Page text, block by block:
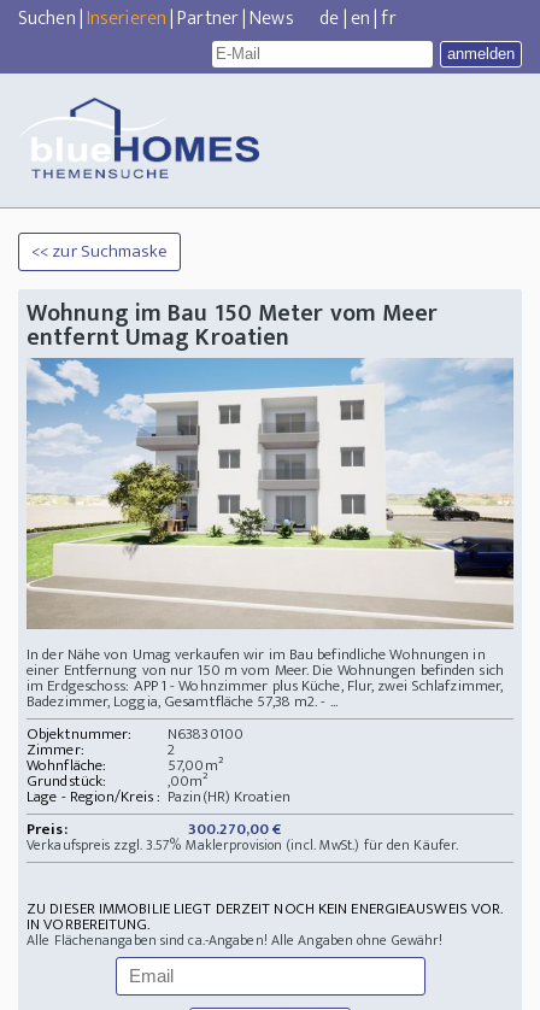
Suchen|Inserieren|Partner|News de|en|fr
<< zur Suchmaske
Wohnung im Bau 150 Meter vom Meer
entfernt Umag Kroatien
In der Nähe von Umag verkaufen wir im Bau befindliche Wohnungen in
einer Entfernung von nur 150 m vom Meer. Die Wohnungen befinden sich
im Erdgeschoss: APP 1 - Wohnzimmer plus Küche, Flur, zwei Schlafzimmer,
Badezimmer, Loggia, Gesamtfläche 57,38 m2. - ...
Objektnummer:
N63830100
Zimmer: 2
Wohnfläche: 57,00m²
Grundstück: ,00m²
Lage - Region/Kreis : Pazin(HR) Kroatien
Preis:
300.270,00 €
Verkaufspreis zzgl. 3.57% Maklerprovision (incl. MwSt.) für den Käufer.
ZU DIESER IMMOBILIE LIEGT DERZEIT NOCH KEIN ENERGIEAUSWEIS VOR.
IN VORBEREITUNG.
Alle Flächenangaben sind ca.-Angaben! Alle Angaben ohne Gewähr!